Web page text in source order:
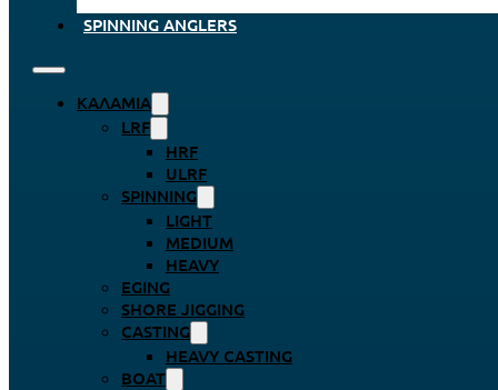
SPINNING ANGLERS
ΚΑΛΆΜΙΑ
LRF
HRF
ULRF
SPINNING
LIGHT
MEDIUM
HEAVY
EGING
SHORE JIGGING
CASTING
HEAVY CASTING
BOAT